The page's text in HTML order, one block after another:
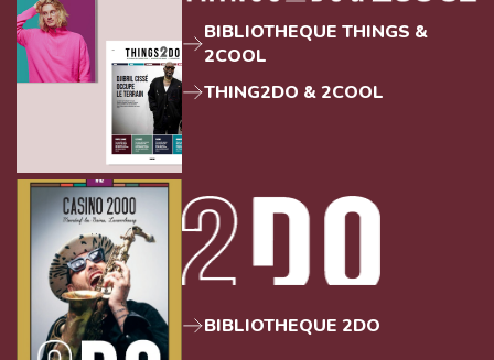
BIBLIOTHEQUE THINGS &
2COOL
THING2DO & 2COOL
BIBLIOTHEQUE 2DO